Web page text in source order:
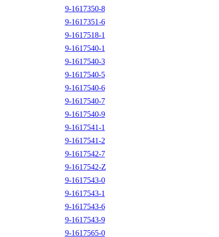
9-1617350-8
9-1617351-6
9-1617518-1
9-1617540-1
9-1617540-3
9-1617540-5
9-1617540-6
9-1617540-7
9-1617540-9
9-1617541-1
9-1617541-2
9-1617542-7
9-1617542-Z
9-1617543-0
9-1617543-1
9-1617543-6
9-1617543-9
9-1617565-0